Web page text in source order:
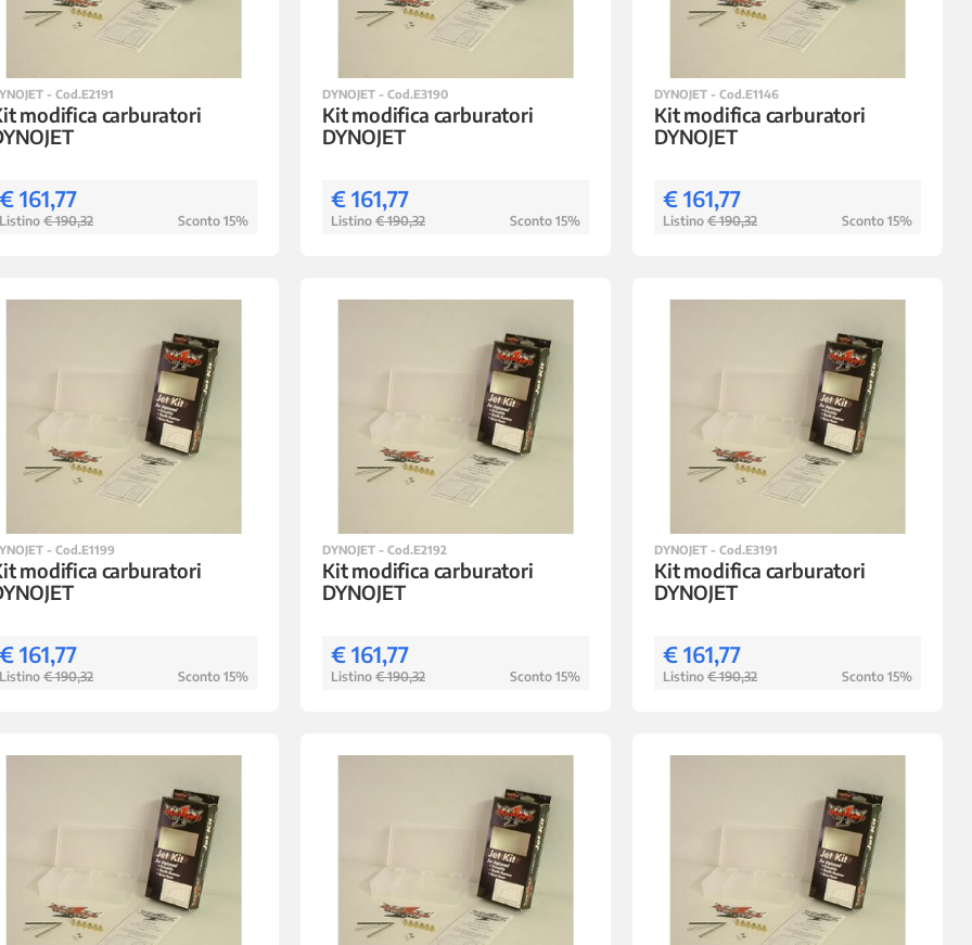
- Cod.E2191
modifica carburatori
161,77
€ 190,32 Sconto 15%
DYNOJET - Cod.E3190
Kit modifica carburatori
DYNOJET
€ 161,77
Listino € 190,32 Sconto 15%
DYNOJET - Cod.E1146
Kit modifica carburatori
DYNOJET
€ 161,77
Listino € 190,32 Sconto 15%
- Cod.E1199
modifica carburatori
161,77
€ 190,32 Sconto 15%
DYNOJET - Cod.E2192
Kit modifica carburatori
DYNOJET
€ 161,77
Listino € 190,32 Sconto 15%
DYNOJET - Cod.E3191
Kit modifica carburatori
DYNOJET
€ 161,77
Listino € 190,32 Sconto 15%